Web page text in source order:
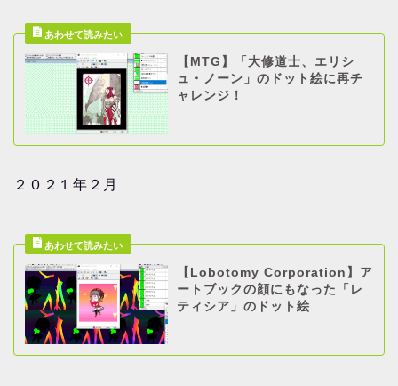
【MTG】「大修道士、エリシ
ュ・ノーン」のドット絵に再チ
ャレンジ！
２０２１年２月
【Lobotomy Corporation】ア
ートブックの顔にもなった「レ
ティシア」のドット絵